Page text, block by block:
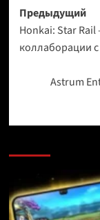
записи
Предыдущий
Honkai: Star
коллаборации с
Astrum